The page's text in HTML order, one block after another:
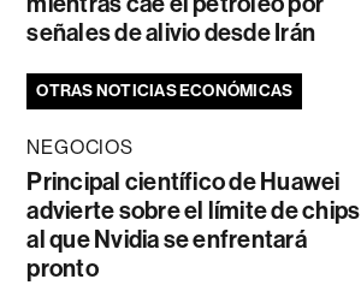
señales de alivio desde Irán
OTRAS NOTICIAS ECONÓMICAS
NEGOCIOS
Principal científico de Huawei
advierte sobre el límite de chips
al que Nvidia se enfrentará
pronto